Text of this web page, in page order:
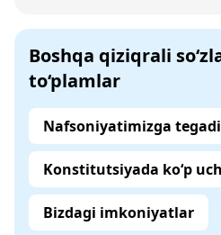
Boshqa qiziqrali
to‘plamlar
Nafsoniyatimizga
Konstitutsiyada ko‘p
Bizdagi imkoniyatlar